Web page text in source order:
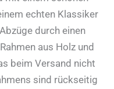
echten Klassiker
durch einen
aus Holz und
beim Versand nicht
sind rückseitig